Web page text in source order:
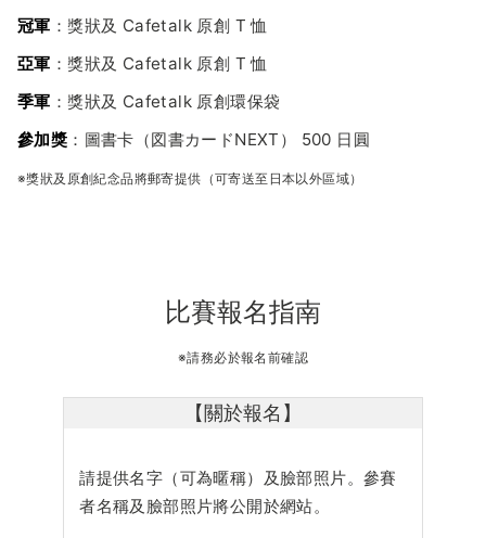
冠軍 ：獎狀及 Cafetalk 原創 T 恤
亞軍 ：獎狀及 Cafetalk 原創 T 恤
季軍 ：獎狀及 Cafetalk 原創環保袋
參加獎 ：圖書卡（図書カードNEXT） 500 日圓
※獎狀及原創紀念品將郵寄提供（可寄送至日本以外區域）
比賽報名指南
※請務必於報名前確認
【關於報名】
請提供名字（可為暱稱）及臉部照片。參賽
者名稱及臉部照片將公開於網站。